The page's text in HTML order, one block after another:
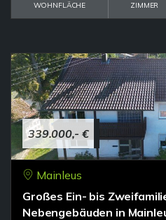
WOHNFLÄCHE
ZIMMER
339.000,- €
Mainleus
Großes Ein- bis
Nebengebäuden in